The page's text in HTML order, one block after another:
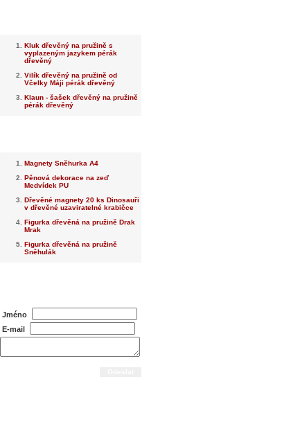
Kluk dřevěný na pružině s
vyplazeným jazykem pérák
dřevěný
Vilík dřevěný na pružině od
Včelky Máji pérák dřevěný
Klaun - šašek dřevěný na pružině
pérák dřevěný
Magnety Sněhurka A4
Pěnová dekorace na zeď
Medvídek PU
Dřevěné magnety 20 ks Dinosauři
v dřevěné uzaviratelné krabičce
Figurka dřevěná na pružině Drak
Mrak
Figurka dřevěná na pružině
Sněhulák
Jméno
E-mail